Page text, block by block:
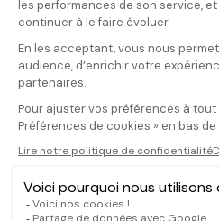
Donnez votre avis
Votre note
Votre commentaire
Il faut vous connecter pour
publier un avis
CONNEXION